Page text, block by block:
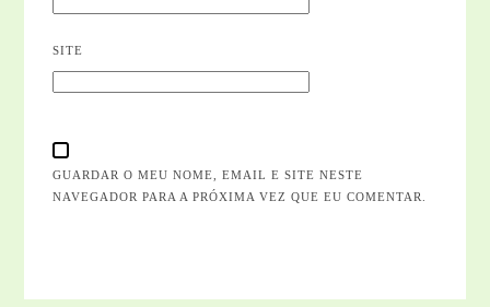
SITE
GUARDAR O MEU NOME, EMAIL E SITE NESTE
NAVEGADOR PARA A PRÓXIMA VEZ QUE EU COMENTAR.